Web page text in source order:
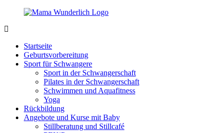
Zurück
Inhalt
sein
wunderbar!
Startseite
Geburtsvorbereitung
Sport für Schwangere
Sport in der Schwangerschaft
Pilates in der Schwangerschaft
Schwimmen und Aquafitness
Yoga
Rückbildung
Angebote und Kurse mit Baby
Stillberatung und Stillcafé